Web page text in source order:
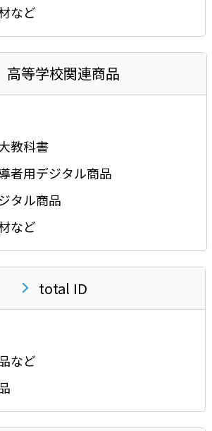
など
高等学校関連商品
教科書
者用デジタル商品
タル商品
など
total ID
など